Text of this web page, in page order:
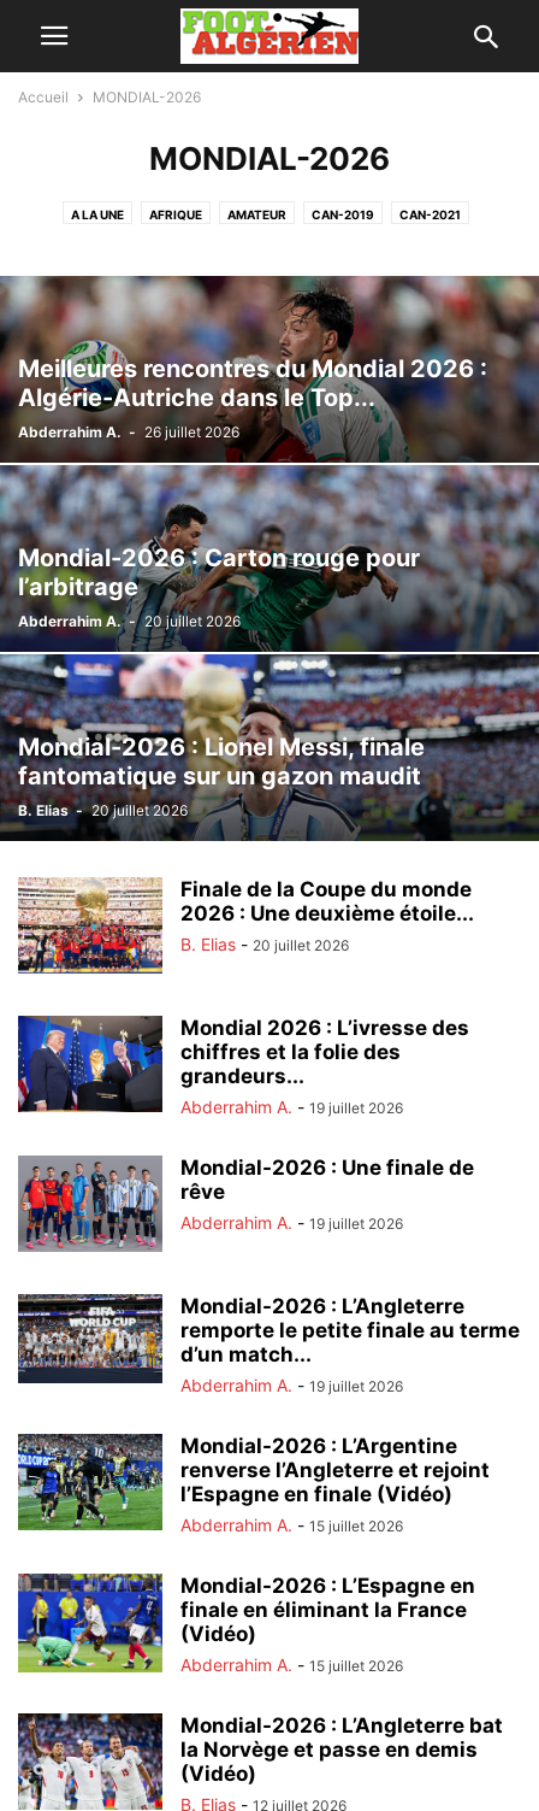
Accueil MONDIAL-2026
MONDIAL-2026
A LA UNE AFRIQUE AMATEUR CAN-2019 CAN-2021
COUPE ARABE FIFA-2021 COUPE ARABE-2025 COUPE D'ALGÉRIE
ÉTRANGER FOOT FÉMININ INFOS INSOLITES
JM-ORAN 2022 LES VERTS LIGUE 1 LIGUE 2 MERCATO
MONDIAL-2022 MONDIAL-2026 NON CLASSÉ OMNISPORT
RÉSULTATS RÉSULTATS
Meilleures rencontres du Mondial 2026 :
Algérie-Autriche dans le Top...
Abderrahim A. - 26 juillet 2026
Mondial-2026 : Carton rouge pour
l’arbitrage
Abderrahim A. - 20 juillet 2026
Mondial-2026 : Lionel Messi, finale
fantomatique sur un gazon maudit
B. Elias - 20 juillet 2026
Finale de la Coupe du monde
2026 : Une deuxième étoile...
B. Elias - 20 juillet 2026
Mondial 2026 : L’ivresse des
chiffres et la folie des
grandeurs...
Abderrahim A. - 19 juillet 2026
Mondial-2026 : Une finale de
rêve
Abderrahim A. - 19 juillet 2026
Mondial-2026 : L’Angleterre
remporte le petite finale au terme
d’un match...
Abderrahim A. - 19 juillet 2026
Mondial-2026 : L’Argentine
renverse l’Angleterre et rejoint
l’Espagne en finale (Vidéo)
Abderrahim A. - 15 juillet 2026
Mondial-2026 : L’Espagne en
finale en éliminant la France
(Vidéo)
Abderrahim A. - 15 juillet 2026
Mondial-2026 : L’Angleterre bat
la Norvège et passe en demis
(Vidéo)
B. Elias - 12 juillet 2026